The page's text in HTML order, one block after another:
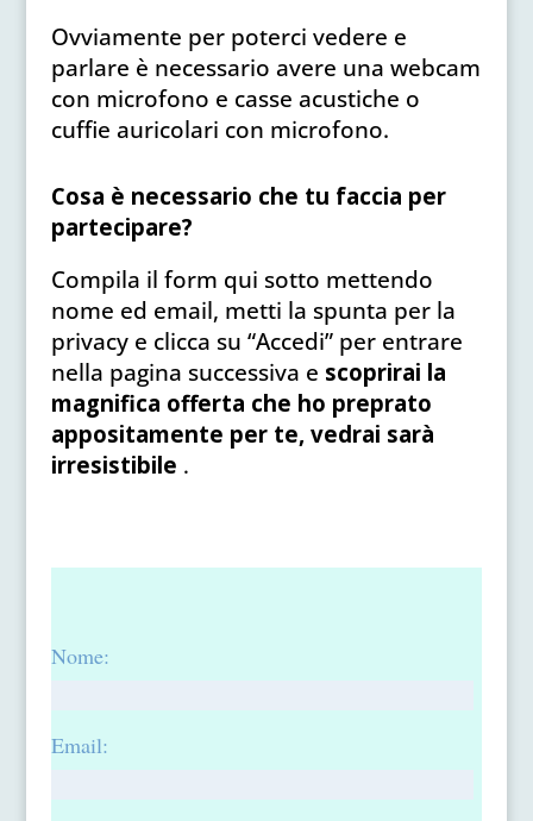
Ovviamente per poterci vedere e
parlare è necessario avere una webcam
con microfono e casse acustiche o
cuffie auricolari con microfono.
Cosa è necessario che tu faccia per
partecipare?
Compila il form qui sotto mettendo
nome ed email, metti la spunta per la
privacy e clicca su “Accedi” per entrare
nella pagina successiva e scoprirai la
magnifica offerta che ho preprato
appositamente per te, vedrai sarà
irresistibile .
Nome:
Email: